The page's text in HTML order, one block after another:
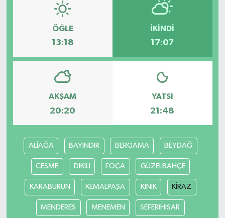
ÖĞLE
13:18
İKINDI
17:07
AKŞAM
20:20
YATSI
21:48
ALİAĞA BAYINDIR BERGAMA BEYDAĞ
CEŞME DİKİLİ FOÇA GÜZELBAHÇE
KARABURUN KEMALPAŞA KINIK KİRAZ
MENDERES MENEMEN SEFERIHİSAR
TEKNOLOJİ
VİZYONDAKİLER
YAŞAM